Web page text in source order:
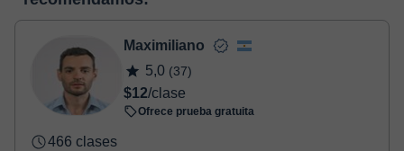
virtual
- Tarjeta de crédito.
Una vez realices el pago de la clase, recibirás un e-mail de
confirmación de la reserva.
Maximiliano
5,0 (37)
$12/clase
Ofrece prueba gratuita
466 clases